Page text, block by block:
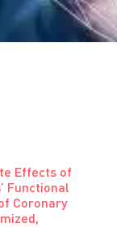
Effects of
Functional
Coronary